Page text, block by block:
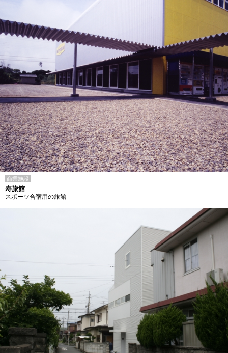
商業施設
寿旅館
スポーツ合宿用の旅館